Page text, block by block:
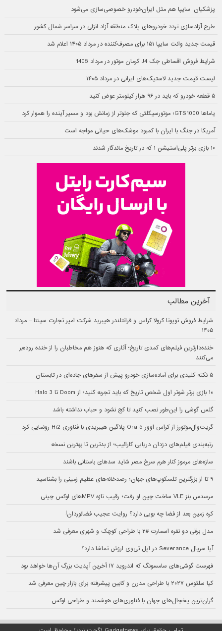
پزشکیان: سایپا هم مثل ایران‌خودرو خصوصی‌سازی می‌شود
طرح آزادسازی تردد خودروهای پلاک منطقه آزاد انزلی در سراسر شمال کشور
قیمت جدید وانت سایپا ۱۵۱ برای مصرف‌کننده در مرداد ۱۴۰۵ اعلام شد
شرایط فروش اقساطی جک J4 کرمان موتور در مرداد 1405
لیست قیمت جدید لاستیک‌های ایرانی در مرداد ۱۴۰۵
۵ قطعه خودرو که باید در ۹۶ هزار کیلومتر عوض کنید
یاماها GTS1000؛ موتورسیکلتی که جلوتر از زمانش بود و مسیر آینده را هموار کرد
آمریکا در جنگ با ایران با کمبود موشک‌های حیاتی مواجه است
۱۰ بازی برتر پلی‌استیشن ۱ که در تاریخ ماندگار شدند
آخرین مطالب
شرایط فروش تویوتا کرولا کراس و فرانتلندر هیبرید شرکت امیر تجارت سپنتا – مرداد
۱۴۰۵
خنده‌دارترین فیلم‌های کمدی تاریخ؛ آثاری که هنوز هم مخاطبان را از خنده روده‌بر
می‌کنند
۵ نکته کلیدی برای آماده‌سازی خودرو پیش از سفرهای جاده‌ای در تابستان
۱۰ بازی برتر شوتر اول شخص تاریخ که باید تجربه کنید؛ از Doom تا Halo 3
گلس گوشی را این‌طور نصب کنید تا کج نشود و حباب نداشته باشد
گریت‌وال‌موتورز از کراس اوور Ora 5 پلاگین هیبریدی با فناوری Hi2 رونمایی کرد
رتبه‌بندی فیلم‌های دزدان دریایی کارائیب؛ از بدترین تا بهترین نسخه
سازه‌های مرموز کنار هرم سرخ مصر شاید سدهای باستانی باشند
۹ تا از بزرگترین تلسکوپ‌های جهان؛ رصدخانه‌های عظیم زمینی را بشناسید
مرسدس بنز VLE ساخت چین لو رفت؛ رقیب تازه MPVهای لوکس چینی
کره زمین بعد از فضا چه بویی دارد؟ روایت عجیب فضانوردان!
مدل برقی دو نفره اسمارت #۲ با طراحی کوچک و شهری معرفی شد
آیا سریال Severance در اپل تی‌وی ارزش تماشا دارد؟
فهرست گوشی‌های سامسونگ که اندروید ۱۷ آخرین آپدیت بزرگ آن‌ها خواهد بود
کیا سلتوس ۲۰۲۷ با طراحی مدرن و کابین پیشرفته برای بازار چین معرفی شد
گران‌ترین یخچال‌های جهان با فناوری‌های هوشمند و طراحی لوکس